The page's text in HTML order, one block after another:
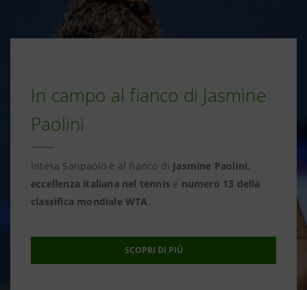
In campo al fianco di Jasmine
Paolini
Intesa Sanpaolo è al fianco di Jasmine Paolini,
eccellenza italiana nel tennis e numero 13 della
classifica mondiale WTA.
SCOPRI DI PIÙ